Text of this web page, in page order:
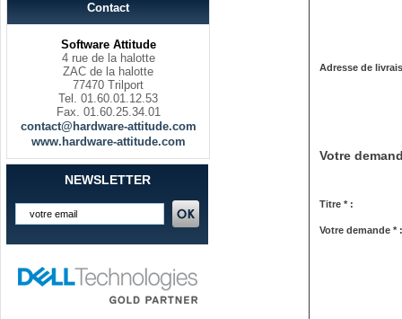
Contact
Software Attitude
4 rue de la halotte
ZAC de la halotte
77470 Trilport
Tel. 01.60.01.12.53
Fax. 01.60.25.34.01
contact@hardware-attitude.com
www.hardware-attitude.com
NEWSLETTER
Adresse de
Votre
Titre * :
Votre demande * :